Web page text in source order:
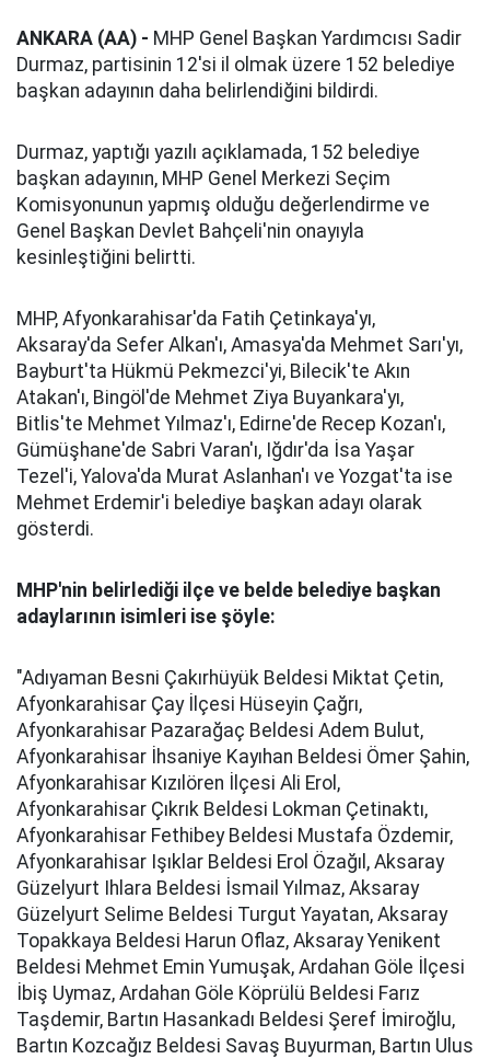
ANKARA (AA) - MHP Genel Başkan Yardımcısı Sadir
Durmaz, partisinin 12'si il olmak üzere 152 belediye
başkan adayının daha belirlendiğini bildirdi.
Durmaz, yaptığı yazılı açıklamada, 152 belediye
başkan adayının, MHP Genel Merkezi Seçim
Komisyonunun yapmış olduğu değerlendirme ve
Genel Başkan Devlet Bahçeli'nin onayıyla
kesinleştiğini belirtti.
MHP, Afyonkarahisar'da Fatih Çetinkaya'yı,
Aksaray'da Sefer Alkan'ı, Amasya'da Mehmet Sarı'yı,
Bayburt'ta Hükmü Pekmezci'yi, Bilecik'te Akın
Atakan'ı, Bingöl'de Mehmet Ziya Buyankara'yı,
Bitlis'te Mehmet Yılmaz'ı, Edirne'de Recep Kozan'ı,
Gümüşhane'de Sabri Varan'ı, Iğdır'da İsa Yaşar
Tezel'i, Yalova'da Murat Aslanhan'ı ve Yozgat'ta ise
Mehmet Erdemir'i belediye başkan adayı olarak
gösterdi.
MHP'nin belirlediği ilçe ve belde belediye başkan
adaylarının isimleri ise şöyle:
"Adıyaman Besni Çakırhüyük Beldesi Miktat Çetin,
Afyonkarahisar Çay İlçesi Hüseyin Çağrı,
Afyonkarahisar Pazarağaç Beldesi Adem Bulut,
Afyonkarahisar İhsaniye Kayıhan Beldesi Ömer Şahin,
Afyonkarahisar Kızılören İlçesi Ali Erol,
Afyonkarahisar Çıkrık Beldesi Lokman Çetinaktı,
Afyonkarahisar Fethibey Beldesi Mustafa Özdemir,
Afyonkarahisar Işıklar Beldesi Erol Özağıl, Aksaray
Güzelyurt Ihlara Beldesi İsmail Yılmaz, Aksaray
Güzelyurt Selime Beldesi Turgut Yayatan, Aksaray
Topakkaya Beldesi Harun Oflaz, Aksaray Yenikent
Beldesi Mehmet Emin Yumuşak, Ardahan Göle İlçesi
İbiş Uymaz, Ardahan Göle Köprülü Beldesi Farız
Taşdemir, Bartın Hasankadı Beldesi Şeref İmiroğlu,
Bartın Kozcağız Beldesi Savaş Buyurman, Bartın Ulus